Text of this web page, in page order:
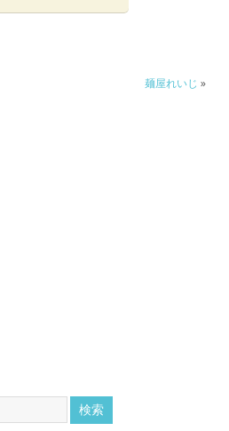
麺屋れいじ »